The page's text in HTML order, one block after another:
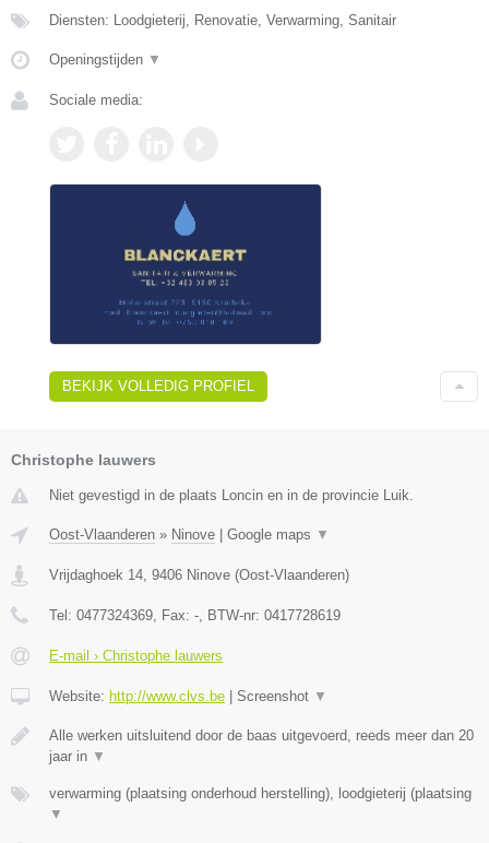
Diensten: Loodgieterij, Renovatie, Verwarming, Sanitair
Openingstijden ▼
Sociale media:
BEKIJK VOLLEDIG PROFIEL
Christophe lauwers
Niet gevestigd in de plaats Loncin en in de provincie Luik.
Oost-Vlaanderen » Ninove | Google maps ▼
Vrijdaghoek 14 9406 Ninove (Oost-Vlaanderen)
Tel: 0477324369 , Fax: - , BTW-nr: 0417728619
E-mail › Christophe lauwers
Website: http://www.clvs.be | Screenshot ▼
Alle werken uitsluitend door de baas uitgevoerd, reeds meer dan 20
jaar in ▼
verwarming (plaatsing onderhoud herstelling), loodgieterij (plaatsing
▼